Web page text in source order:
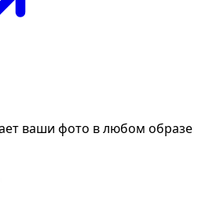
ваши фото в любом образе